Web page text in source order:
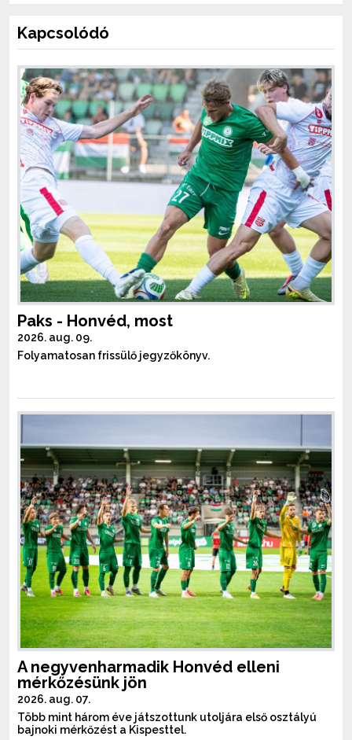
Kapcsolódó
Paks - Honvéd, most
2026. aug. 09.
Folyamatosan frissülő jegyzőkönyv.
A negyvenharmadik Honvéd elleni
mérkőzésünk jön
2026. aug. 07.
Több mint három éve játszottunk utoljára első osztályú
bajnoki mérkőzést a Kispesttel.